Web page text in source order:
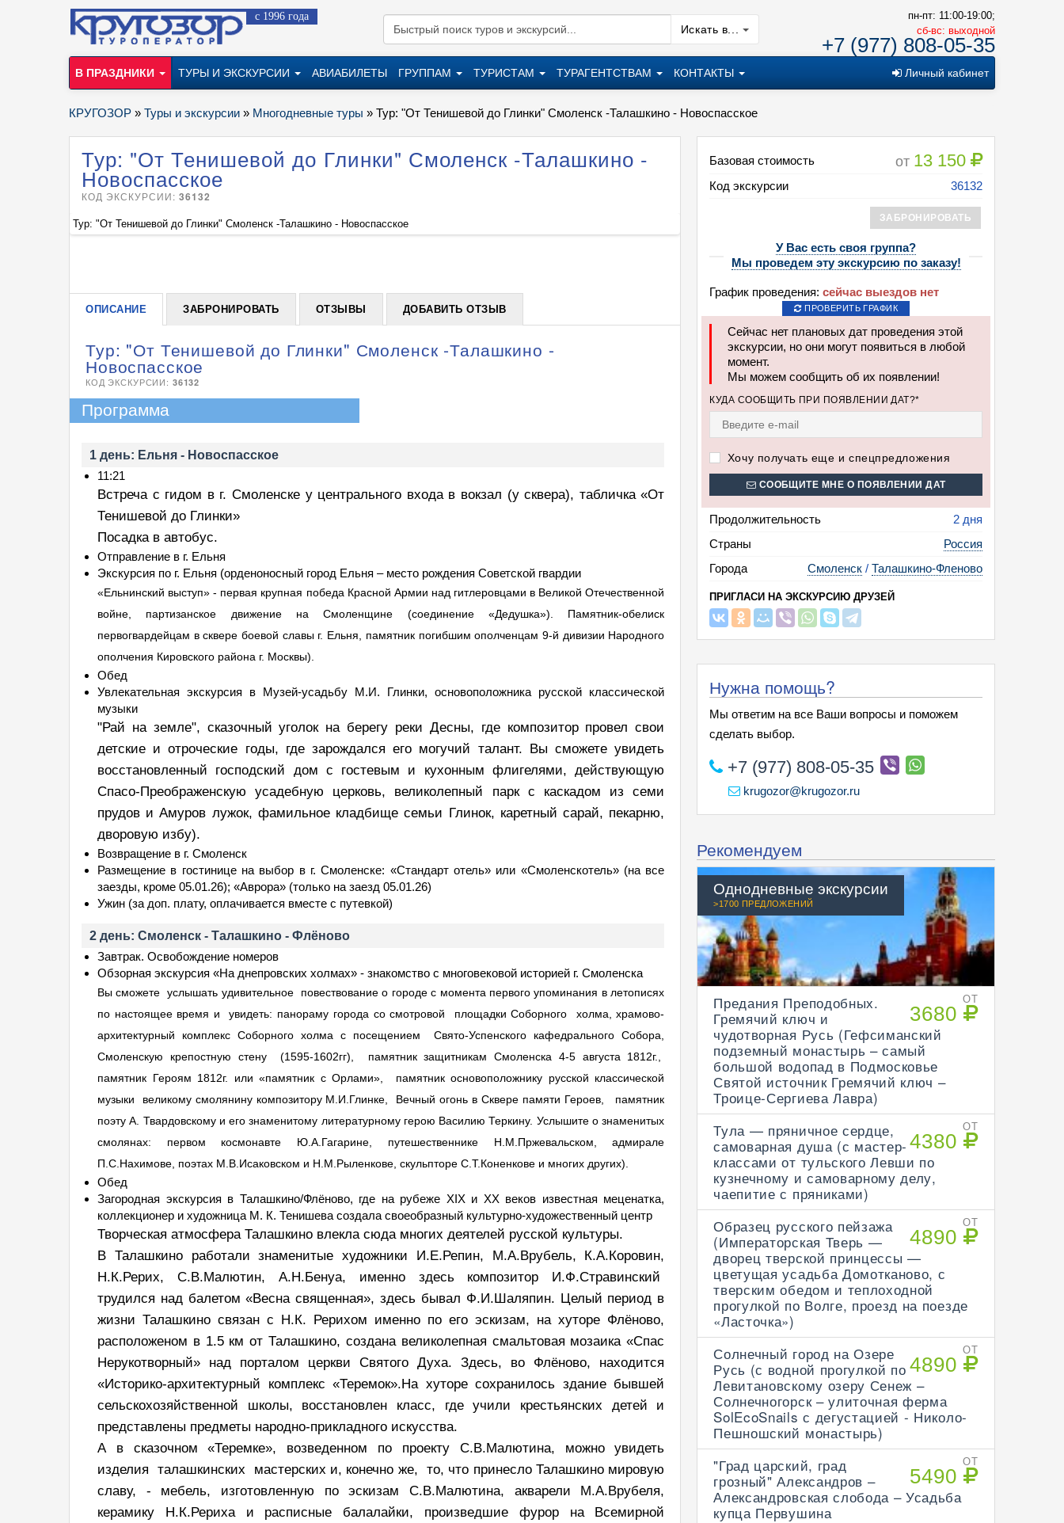
с 1996 года
Искать в...
пн-пт: 11:00-19:00;
cб-вс: выходной
+7 (977) 808-05-35
В ПРАЗДНИКИ ТУРЫ И ЭКСКУРСИИ АВИАБИЛЕТЫ ГРУППАМ ТУРИСТАМ ТУРАГЕНТСТВАМ КОНТАКТЫ Личный кабинет
КРУГОЗОР » Туры и экскурсии » Многодневные туры » Тур: "От Тенишевой до Глинки" Смоленск -Талашкино - Новоспасское
Базовая стоимость от 13 150
Код экскурсии 36132
ЗАБРОНИРОВАТЬ
У Вас есть своя группа?
Мы проведем эту экскурсию по заказу!
График проведения: сейчас выездов нет
ПРОВЕРИТЬ ГРАФИК
Сейчас нет плановых дат проведения этой
экскурсии, но они могут появиться в любой
момент.
Мы можем сообщить об их появлении!
КУДА СООБЩИТЬ ПРИ ПОЯВЛЕНИИ ДАТ?*
Хочу получать еще и спецпредложения
СООБЩИТЕ МНЕ О ПОЯВЛЕНИИ ДАТ
Продолжительность
2 дня
Страны
Россия
Города
Смоленск / Талашкино-Фленово
ПРИГЛАСИ НА ЭКСКУРСИЮ ДРУЗЕЙ
Тур: "От Тенишевой до Глинки" Смоленск -Талашкино -
Новоспасское
КОД ЭКСКУРСИИ:36132
Тур: "От Тенишевой до Глинки" Смоленск -Талашкино - Новоспасское Тур: "От Тенишевой до Глинки" Смоленск -Талашкино - Новоспасское
ОПИСАНИЕ ЗАБРОНИРОВАТЬ ОТЗЫВЫ ДОБАВИТЬ ОТЗЫВ
Тур: "От Тенишевой до Глинки" Смоленск -Талашкино -
Новоспасское
КОД ЭКСКУРСИИ: 36132
Программа
1 день: Ельня - Новоспасское
11:21
Встреча с гидом в г. Смоленске у центрального входа в вокзал (у сквера), табличка «От
Тенишевой до Глинки»
Посадка в автобус.
Отправление в г. Ельня
Экскурсия по г. Ельня (орденоносный город Ельня – место рождения Советской гвардии
«Ельнинский выступ» - первая крупная победа Красной Армии над гитлеровцами в Великой Отечественной
войне, партизанское движение на Смоленщине (соединение «Дедушка»). Памятник-обелиск
первогвардейцам в сквере боевой славы г. Ельня, памятник погибшим ополченцам 9-й дивизии Народного
ополчения Кировского района г. Москвы).
Обед
Увлекательная экскурсия в Музей-усадьбу М.И. Глинки, основоположника русской классической
музыки
"Рай на земле", сказочный уголок на берегу реки Десны, где композитор провел свои
детские и отроческие годы, где зарождался его могучий талант. Вы сможете увидеть
восстановленный господский дом с гостевым и кухонным флигелями, действующую
Спасо-Преображенскую усадебную церковь, великолепный парк с каскадом из семи
прудов и Амуров лужок, фамильное кладбище семьи Глинок, каретный сарай, пекарню,
дворовую избу).
Возвращение в г. Смоленск
Размещение в гостинице на выбор в г. Смоленске: «Стандарт отель» или «Смоленскотель» (на все
заезды, кроме 05.01.26); «Аврора» (только на заезд 05.01.26)
Ужин (за доп. плату, оплачивается вместе с путевкой)
2 день: Смоленск - Талашкино - Флёново
Завтрак. Освобождение номеров
Обзорная экскурсия «На днепровских холмах» - знакомство с многовековой историей г. Смоленска
Вы сможете услышать удивительное повествование о городе с момента первого упоминания в летописях
по настоящее время и увидеть: панораму города со смотровой площадки Соборного холма, храмово-
архитектурный комплекс Соборного холма с посещением Свято-Успенского кафедрального Собора,
Смоленскую крепостную стену (1595-1602гг), памятник защитникам Смоленска 4-5 августа 1812г.,
памятник Героям 1812г. или «памятник с Орлами», памятник основоположнику русской классической
музыки великому смолянину композитору М.И.Глинке, Вечный огонь в Сквере памяти Героев, памятник
поэту А. Твардовскому и его знаменитому литературному герою Василию Теркину. Услышите о знаменитых
смолянах: первом космонавте Ю.А.Гагарине, путешественнике Н.М.Пржевальском, адмирале
П.С.Нахимове, поэтах М.В.Исаковском и Н.М.Рыленкове, скульпторе С.Т.Коненкове и многих других).
Обед
Загородная экскурсия в Талашкино/Флёново, где на рубеже XIX и XX веков известная меценатка,
коллекционер и художница М. К. Тенишева создала своеобразный культурно-художественный центр
Творческая атмосфера Талашкино влекла сюда многих деятелей русской культуры.
В Талашкино работали знаменитые художники И.Е.Репин, М.А.Врубель, К.А.Коровин,
Н.К.Рерих, С.В.Малютин, А.Н.Бенуа, именно здесь композитор И.Ф.Стравинский
трудился над балетом «Весна священная», здесь бывал Ф.И.Шаляпин. Целый период в
жизни Талашкино связан с Н.К. Рерихом именно по его эскизам, на хуторе Флёново,
расположеном в 1.5 км от Талашкино, создана великолепная смальтовая мозаика «Спас
Нерукотворный» над порталом церкви Святого Духа. Здесь, во Флёново, находится
«Историко-архитектурный комплекс «Теремок».На хуторе сохранилось здание бывшей
сельскохозяйственной школы, восстановлен класс, где учили крестьянских детей и
представлены предметы народно-прикладного искусства.
А в сказочном «Теремке», возведенном по проекту С.В.Малютина, можно увидеть
изделия талашкинских мастерских и, конечно же, то, что принесло Талашкино мировую
славу, - мебель, изготовленную по эскизам С.В.Малютина, акварели М.А.Врубеля,
керамику Н.К.Рериха и расписные балалайки, произведшие фурор на Всемирной
Нужна помощь?
Мы ответим на все Ваши вопросы и поможем
сделать выбор.
+7 (977) 808-05-35
krugozor@krugozor.ru
Рекомендуем
Однодневные экскурсии
>1700 ПРЕДЛОЖЕНИЙ
ОТ
3680
Предания Преподобных.
Гремячий ключ и
чудотворная Русь (Гефсиманский
подземный монастырь – самый
большой водопад в Подмосковье
Святой источник Гремячий ключ –
Троице-Сергиева Лавра)
ОТ
4380
Тула — пряничное сердце,
самоварная душа (с мастер-
классами от тульского Левши по
кузнечному и самоварному делу,
чаепитие с пряниками)
ОТ
4890
Образец русского пейзажа
(Императорская Тверь —
дворец тверской принцессы —
цветущая усадьба Домотканово, с
тверским обедом и теплоходной
прогулкой по Волге, проезд на поезде
«Ласточка»)
ОТ
4890
Солнечный город на Озере
Русь (с водной прогулкой по
Левитановскому озеру Сенеж –
Солнечногорск – улиточная ферма
SolEcoSnails с дегустацией - Николо-
Пешношский монастырь)
ОТ
5490
"Град царский, град
грозный" Александров –
Александровская слобода – Усадьба
купца Первушина